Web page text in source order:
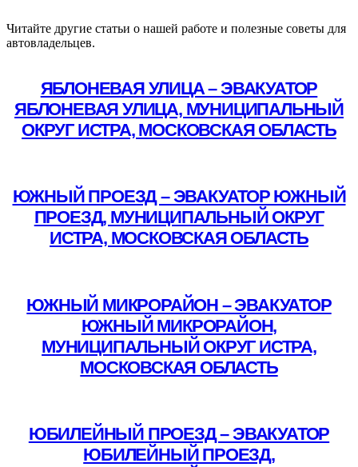
Читайте другие статьи о нашей работе и полезные советы для
автовладельцев.
ЯБЛОНЕВАЯ УЛИЦА – ЭВАКУАТОР
ЯБЛОНЕВАЯ УЛИЦА, МУНИЦИПАЛЬНЫЙ
ОКРУГ ИСТРА, МОСКОВСКАЯ ОБЛАСТЬ
ЮЖНЫЙ ПРОЕЗД – ЭВАКУАТОР ЮЖНЫЙ
ПРОЕЗД, МУНИЦИПАЛЬНЫЙ ОКРУГ
ИСТРА, МОСКОВСКАЯ ОБЛАСТЬ
ЮЖНЫЙ МИКРОРАЙОН – ЭВАКУАТОР
ЮЖНЫЙ МИКРОРАЙОН,
МУНИЦИПАЛЬНЫЙ ОКРУГ ИСТРА,
МОСКОВСКАЯ ОБЛАСТЬ
ЮБИЛЕЙНЫЙ ПРОЕЗД – ЭВАКУАТОР
ЮБИЛЕЙНЫЙ ПРОЕЗД,